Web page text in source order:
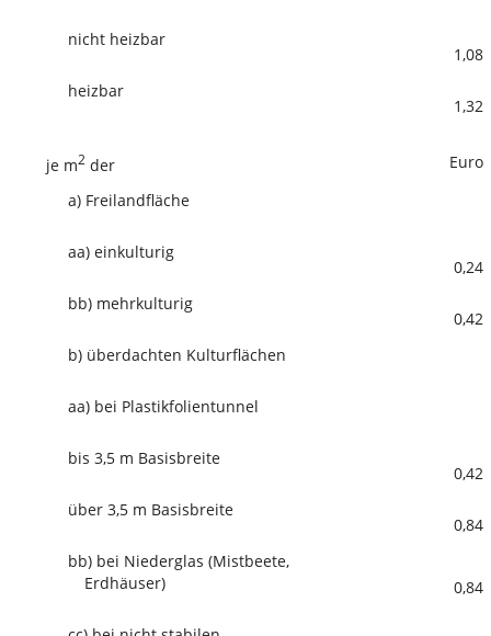
nicht heizbar
1,08
heizbar
1,32
je m2 der
Euro
a) Freilandfläche
aa) einkulturig
0,24
bb) mehrkulturig
0,42
b) überdachten Kulturflächen
aa) bei Plastikfolientunnel
bis 3,5 m Basisbreite
0,42
über 3,5 m Basisbreite
0,84
bb) bei Niederglas (Mistbeete,
Erdhäuser)
0,84